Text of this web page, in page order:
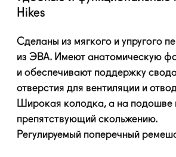
Hikes
Сделаны из мягкого и упругого
из ЭВА. Имеют анатомическую
и обеспечивают поддержку
отверстия для вентиляции и
Широкая колодка, а на подошве
препятствующий скольжению.
Регулируемый поперечный